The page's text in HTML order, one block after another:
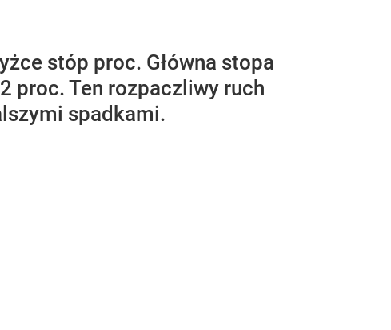
stóp proc. Główna stopa
proc. Ten rozpaczliwy ruch
spadkami.